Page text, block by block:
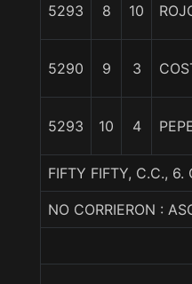
5293 8 10
5290 9 3
5293 10 4
FIFTY FIFTY, C.C., 6.
NO CORRIERON :